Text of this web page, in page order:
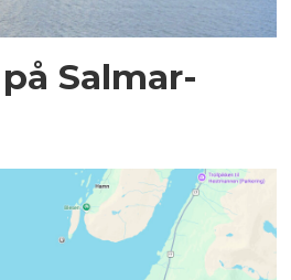
Salmar-